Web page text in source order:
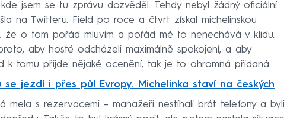
jsem se tu zprávu dozvěděl. Tehdy nebyl žádný oficiální
na Twitteru. Field po roce a čtvrt získal michelinskou
že o tom pořád mluvím a pořád mě to nenechává v klidu.
aby hosté odcházeli maximálně spokojení, a aby
k tomu přijde nějaké ocenění, tak je to ohromná přidaná
se jezdí i přes půl Evropy. Michelinka staví na českých
mela s rezervacemi – manažeři nestíhali brát telefony a byli